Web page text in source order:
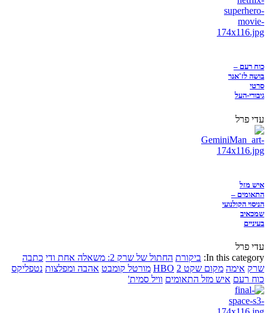
כוח רעם –
בושה לז'אנר
סרטי
גיבורי-העל
עדי פרל
איש מזל
התאומים –
הניסוי הקולנועי
שמכאיב
בעיניים
עדי פרל
In this category: ביקורת החתול של שרק 2: משאלה אחת ודי
כתבה
שרק אימה מקום שקט 2 HBO מורטל קומבט אהבה ומפלצות נטפליקס
כוח רעם איש מזל התאומים וויל סמית'